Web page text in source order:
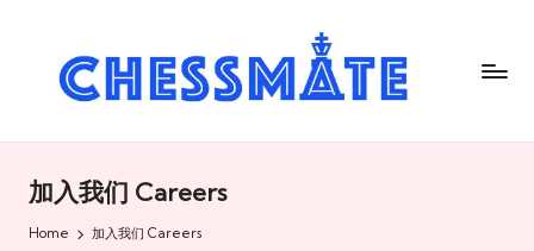
s
m
加入我们 Careers
Home 加入我们 Careers